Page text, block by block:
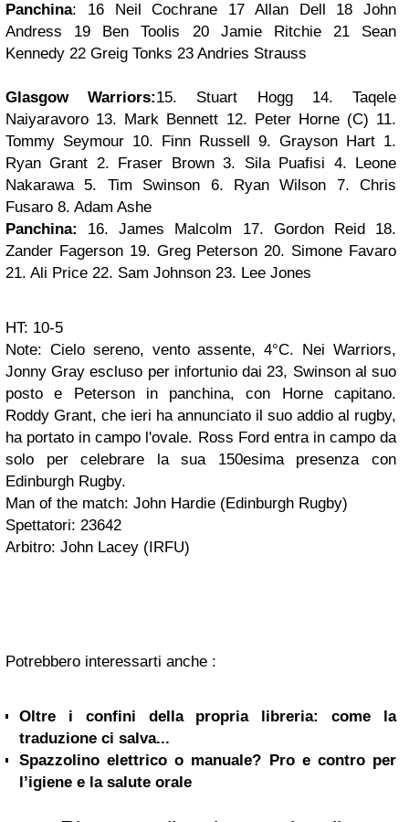
Panchina: 16 Neil Cochrane 17 Allan Dell 18 John
Andress 19 Ben Toolis 20 Jamie Ritchie 21 Sean
Kennedy 22 Greig Tonks 23 Andries Strauss
Glasgow Warriors:15. Stuart Hogg 14. Taqele
Naiyaravoro 13. Mark Bennett 12. Peter Horne (C) 11.
Tommy Seymour 10. Finn Russell 9. Grayson Hart 1.
Ryan Grant 2. Fraser Brown 3. Sila Puafisi 4. Leone
Nakarawa 5. Tim Swinson 6. Ryan Wilson 7. Chris
Fusaro 8. Adam Ashe
Panchina: 16. James Malcolm 17. Gordon Reid 18.
Zander Fagerson 19. Greg Peterson 20. Simone Favaro
21. Ali Price 22. Sam Johnson 23. Lee Jones
HT: 10-5
Note: Cielo sereno, vento assente, 4°C. Nei Warriors,
Jonny Gray escluso per infortunio dai 23, Swinson al suo
posto e Peterson in panchina, con Horne capitano.
Roddy Grant, che ieri ha annunciato il suo addio al rugby,
ha portato in campo l'ovale. Ross Ford entra in campo da
solo per celebrare la sua 150esima presenza con
Edinburgh Rugby.
Man of the match: John Hardie (Edinburgh Rugby)
Spettatori: 23642
Arbitro: John Lacey (IRFU)
Potrebbero interessarti anche :
Oltre i confini della propria libreria: come la
traduzione ci salva...
Spazzolino elettrico o manuale? Pro e contro per
l’igiene e la salute orale